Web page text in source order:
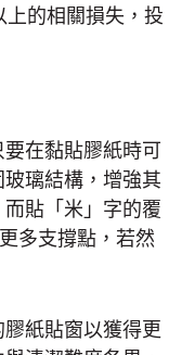
上的相關損失，投
在黏貼膠紙時可
璃結構，增強其
貼「米」字的覆
多支撐點，若然
紙貼窗以獲得更